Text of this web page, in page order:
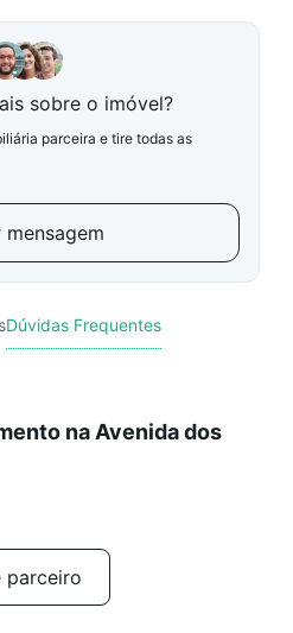
sobre o imóvel?
parceira e tire todas as
mensagem
Dúvidas Frequentes
na Avenida dos
parceiro